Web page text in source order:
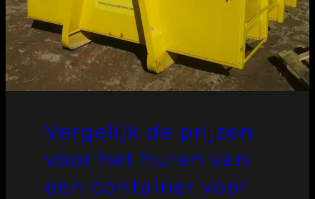
Vergelijk de prijzen
voor het huren van
een container voor